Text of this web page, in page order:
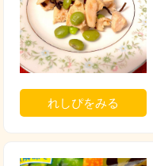
れしぴをみる